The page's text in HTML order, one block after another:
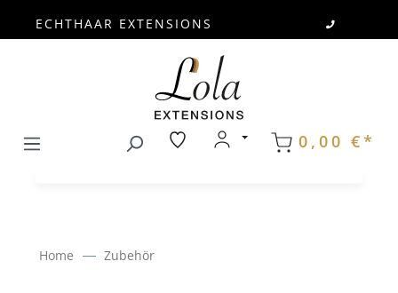
ECHTHAAR EXTENSIONS
0,00 €*
Home Zubehör